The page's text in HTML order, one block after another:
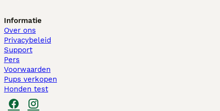
Informatie
Over ons
Privacybeleid
Support
Pers
Voorwaarden
Pups verkopen
Honden test